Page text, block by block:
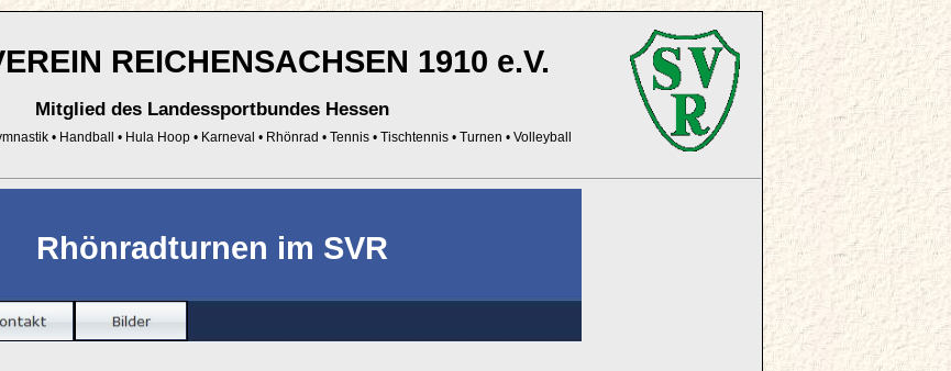
REICHENSACHSEN 1910 e.V.
Mitglied des Landessportbundes Hessen
• Handball • Hula Hoop• Karneval • Rhönrad • Tennis • Tischtennis• Turnen • Volleyball
Rhönradturnen im SVR